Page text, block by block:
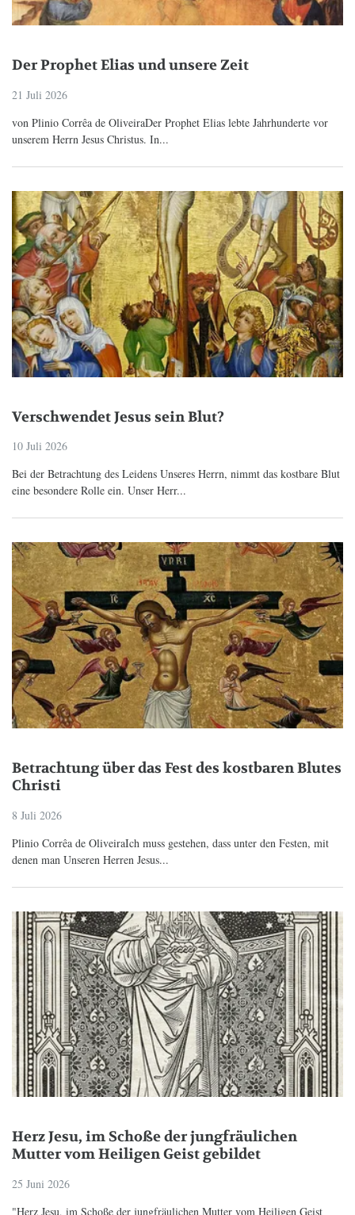
Der Prophet Elias und unsere Zeit
21 Juli 2026
von Plinio Corrêa de OliveiraDer Prophet Elias lebte Jahrhunderte vor
unserem Herrn Jesus Christus. In...
Verschwendet Jesus sein Blut?
10 Juli 2026
Bei der Betrachtung des Leidens Unseres Herrn, nimmt das kostbare Blut
eine besondere Rolle ein. Unser Herr...
Betrachtung über das Fest des kostbaren Blutes
Christi
8 Juli 2026
Plinio Corrêa de OliveiraIch muss gestehen, dass unter den Festen, mit
denen man Unseren Herren Jesus...
Herz Jesu, im Schoße der jungfräulichen
Mutter vom Heiligen Geist gebildet
25 Juni 2026
"Herz Jesu, im Schoße der jungfräulichen Mutter vom Heiligen Geist